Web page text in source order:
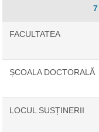
FACULTATEA
ȘCOALA DOCTORALĂ
LOCUL SUSȚINERII